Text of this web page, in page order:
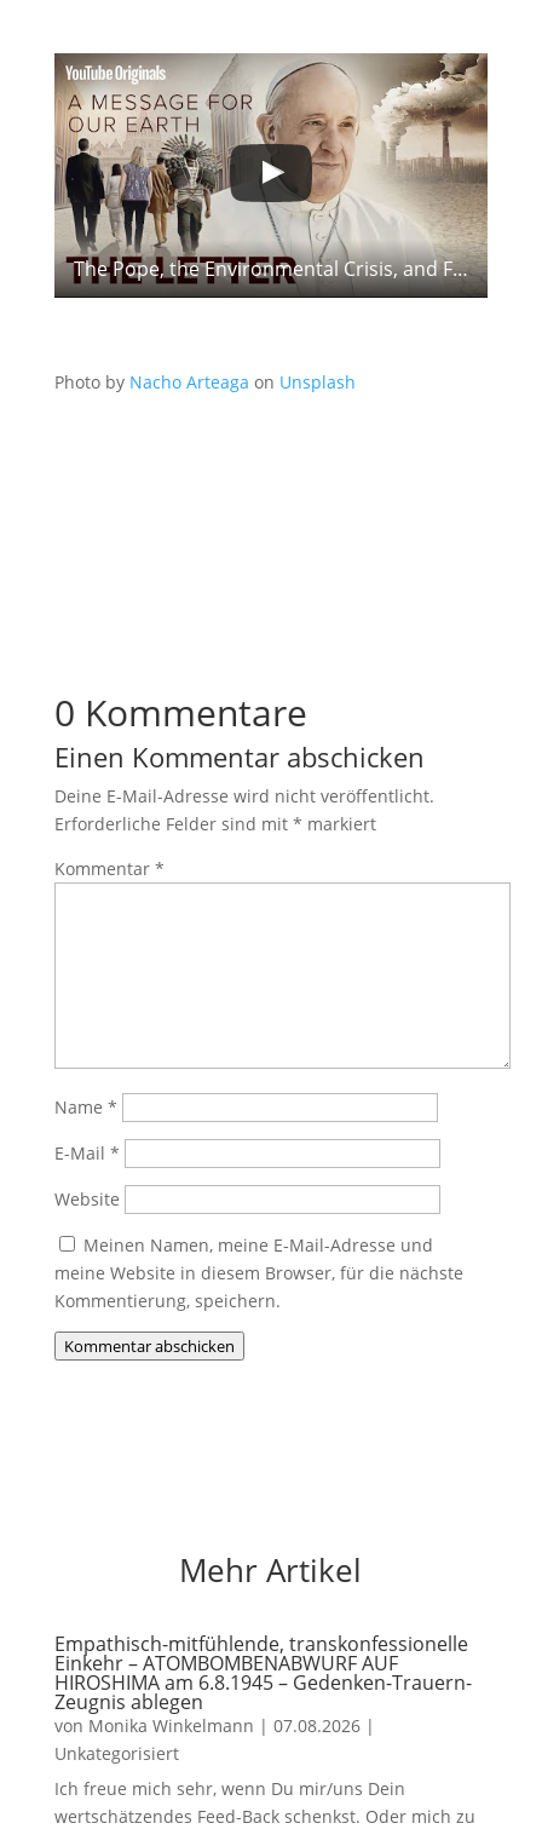
The Pope, the Environmental Crisis, and Frontline Leaders | The Letter: Laudato Si Film
Photo by Nacho Arteaga on Unsplash
0 Kommentare
Einen Kommentar abschicken
Deine E-Mail-Adresse wird nicht veröffentlicht.
Erforderliche Felder sind mit * markiert
Kommentar *
Name *
E-Mail *
Website
Meinen Namen, meine E-Mail-Adresse und
meine Website in diesem Browser, für die nächste
Kommentierung, speichern.
Kommentar abschicken
Mehr Artikel
Empathisch-mitfühlende, transkonfessionelle
Einkehr – ATOMBOMBENABWURF AUF
HIROSHIMA am 6.8.1945 – Gedenken-Trauern-
Zeugnis ablegen
von Monika Winkelmann | 07.08.2026|
Unkategorisiert
Ich freue mich sehr, wenn Du mir/uns Dein
wertschätzendes Feed-Back schenkst. Oder mich zu